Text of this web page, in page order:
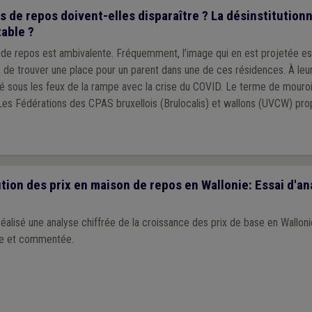
de repos doivent-elles disparaître ? La
?
repos est ambivalente. Fréquemment, l’image qui en est projetée
trouver une place pour un parent dans une de ces résidences. À
sous les feux de la rampe avec la crise du COVID. Le terme de
Fédérations des CPAS bruxellois (Brulocalis) et wallons (UVCW)
des prix en maison de repos en Wallonie: Essai
une analyse chiffrée de la croissance des prix de base en
et commentée.